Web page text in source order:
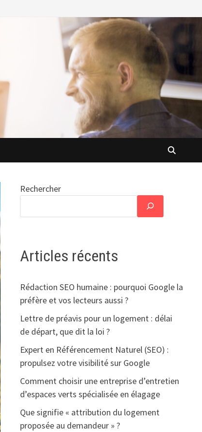
Rechercher
Articles récents
Rédaction SEO humaine : pourquoi Google la
préfère et vos lecteurs aussi ?
Lettre de préavis pour un logement : délai
de départ, que dit la loi ?
Expert en Référencement Naturel (SEO) :
propulsez votre visibilité sur Google
Comment choisir une entreprise d’entretien
d’espaces verts spécialisée en élagage
Que signifie « attribution du logement
proposée au demandeur » ?